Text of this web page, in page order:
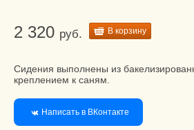
2 320 руб. В корзину
Сидения выполнены из
креплением к саням.
Написать в ВКонтакте